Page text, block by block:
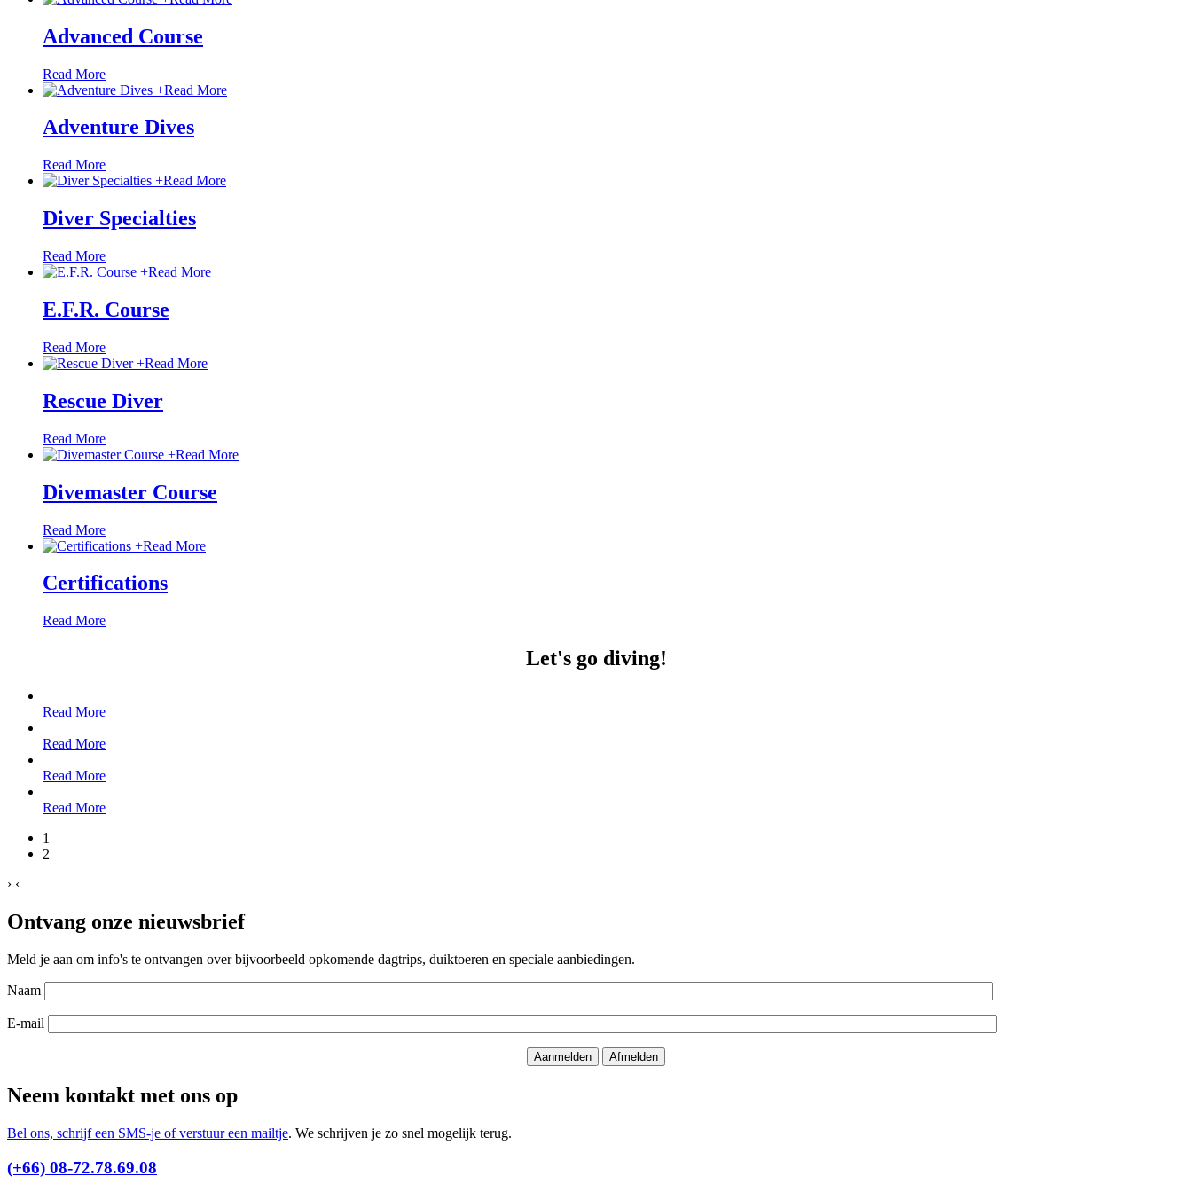
Advanced Course
Read More
+Read More
Adventure Dives
Read More
+Read More
Diver Specialties
Read More
+Read More
E.F.R. Course
Read More
+Read More
Rescue Diver
Read More
+Read More
Divemaster Course
Read More
+Read More
Certifications
Read More
Let's go diving!
Read More
Read More
Read More
Read More
1
2
› ‹
Ontvang onze nieuwsbrief
Meld je aan om info's te ontvangen over bijvoorbeeld opkomende dagtrips, duiktoeren en speciale aanbiedingen.
Naam
E-mail
Neem kontakt met ons op
Bel ons, schrijf een SMS-je of verstuur een mailtje. We schrijven je zo snel mogelijk terug.
(+66) 08-72.78.69.08